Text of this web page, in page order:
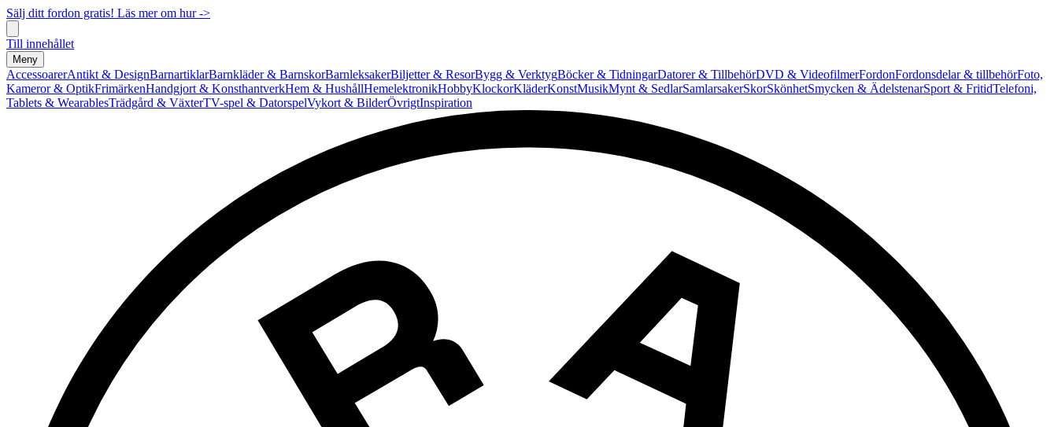
Sälj ditt fordon gratis! Läs mer om hur ->
Till innehållet
Meny
AccessoarerAntikt & DesignBarnartiklarBarnkläder & BarnskorBarnleksakerBiljetter & ResorBygg & VerktygBöcker & TidningarDatorer & TillbehörDVD & VideofilmerFordonFordonsdelar & tillbehörFoto,
Kameror & OptikFrimärkenHandgjort & KonsthantverkHem & HushållHemelektronikHobbyKlockorKläderKonstMusikMynt & SedlarSamlarsakerSkorSkönhetSmycken & ÄdelstenarSport & FritidTelefoni,
Tablets & WearablesTrädgård & VäxterTV-spel & DatorspelVykort & BilderÖvrigtInspiration